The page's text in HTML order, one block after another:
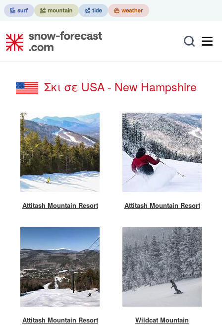
Σκι σε USA - New Hampshire
Attitash Mountain Resort Attitash Mountain Resort
Attitash Mountain Resort Wildcat Mountain